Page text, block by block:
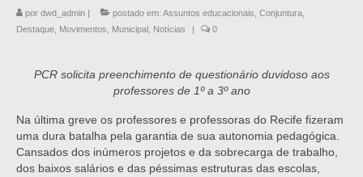
por dwd_admin | postado em: Assuntos educacionais Conjuntura
Destaque Movimentos Municipal Notícias | 0
PCR solicita preenchimento de questionário duvidoso aos
professores de 1º a 3º ano
Na última greve os professores e professoras do Recife fizeram
uma dura batalha pela garantia de sua autonomia pedagógica.
Cansados dos inúmeros projetos e da sobrecarga de trabalho,
dos baixos salários e das péssimas estruturas das escolas,